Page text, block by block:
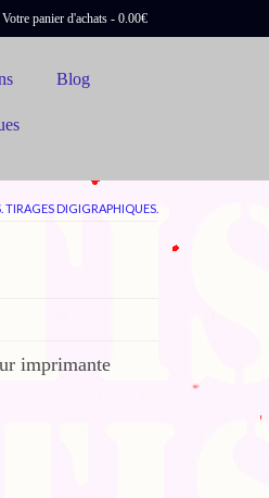
Votre panier d'achats - 0.00€
Blog
TIRAGES DIGIGRAPHIQUES.
imprimante